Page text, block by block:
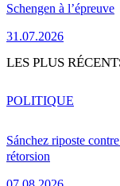
Schengen à l’épreuve
31.07.2026
LES PLUS
Sánchez riposte
rétorsion
POLITIQUE